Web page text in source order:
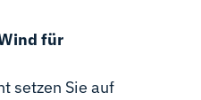
für
setzen Sie auf